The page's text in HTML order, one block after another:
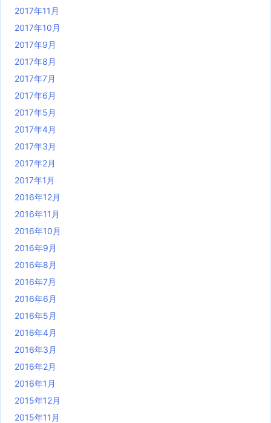
2017年11月
2017年10月
2017年9月
2017年8月
2017年7月
2017年6月
2017年5月
2017年4月
2017年3月
2017年2月
2017年1月
2016年12月
2016年11月
2016年10月
2016年9月
2016年8月
2016年7月
2016年6月
2016年5月
2016年4月
2016年3月
2016年2月
2016年1月
2015年12月
2015年11月